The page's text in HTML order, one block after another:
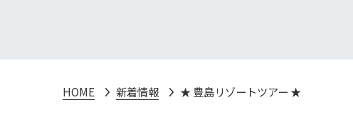
HOME 新着情報 ★ 豊島リゾートツアー ★